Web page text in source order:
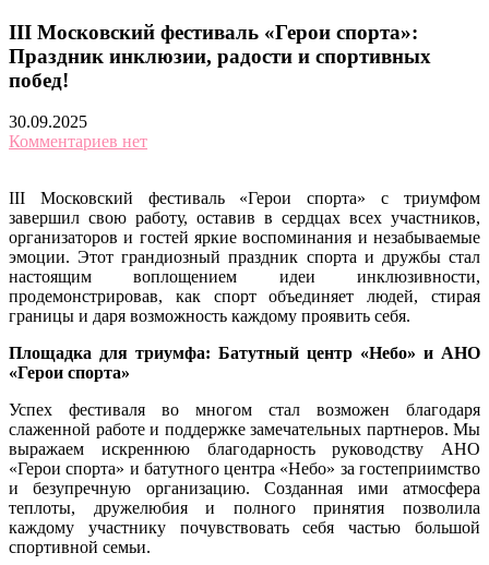
III Московский фестиваль «Герои спорта»:
Праздник инклюзии, радости и спортивных
побед!
30.09.2025
Комментариев нет
III Московский фестиваль «Герои спорта» с триумфом
завершил свою работу, оставив в сердцах всех участников,
организаторов и гостей яркие воспоминания и незабываемые
эмоции. Этот грандиозный праздник спорта и дружбы стал
настоящим воплощением идеи инклюзивности,
продемонстрировав, как спорт объединяет людей, стирая
границы и даря возможность каждому проявить себя.
Площадка для триумфа: Батутный центр «Небо» и АНО
«Герои спорта»
Успех фестиваля во многом стал возможен благодаря
слаженной работе и поддержке замечательных партнеров. Мы
выражаем искреннюю благодарность руководству АНО
«Герои спорта» и батутного центра «Небо» за гостеприимство
и безупречную организацию. Созданная ими атмосфера
теплоты, дружелюбия и полного принятия позволила
каждому участнику почувствовать себя частью большой
спортивной семьи.